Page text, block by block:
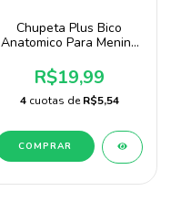
Chupeta Plus Bico
Anatomico Para Menino
Baby Nany
R$19,99
4 cuotas deR$5,54
COMPRAR